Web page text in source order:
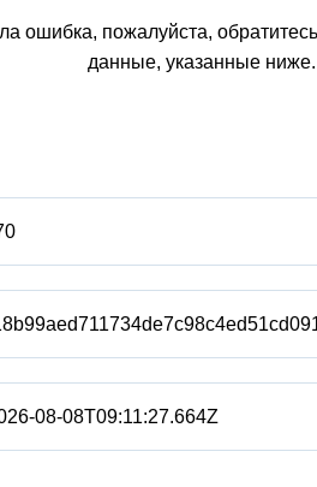
ошибка, пожалуйста,
данные, указанные ниже.
08-08T09:11:27.664Z